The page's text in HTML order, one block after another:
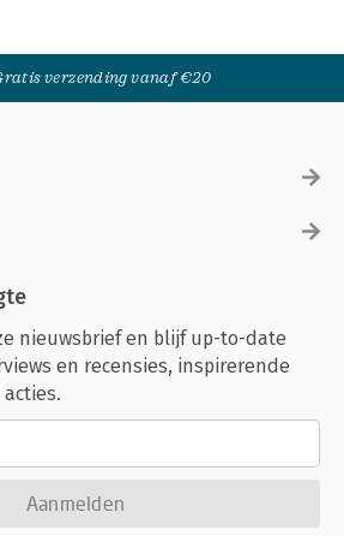
verzending vanaf €20
nieuwsbrief en blijf up-to-date
en recensies, inspirerende
Aanmelden